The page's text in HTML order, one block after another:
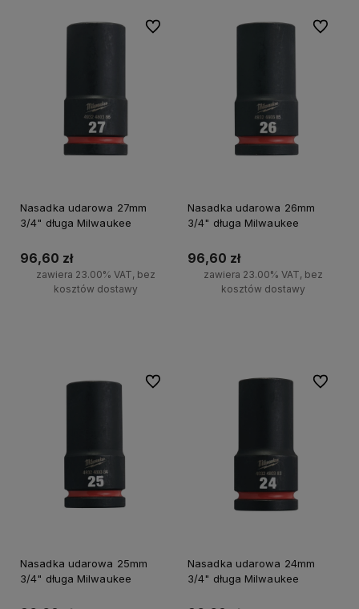
Nasadka udarowa 27mm
3/4" długa Milwaukee
96,60 zł
zawiera 23.00% VAT, bez
kosztów dostawy
Do ulubionych
Nasadka udarowa 26mm
3/4" długa Milwaukee
96,60 zł
zawiera 23.00% VAT, bez
kosztów dostawy
Do
Nasadka udarowa 25mm
3/4" długa Milwaukee
Do ulubionych
Nasadka udarowa 24mm
3/4" długa Milwaukee
Do